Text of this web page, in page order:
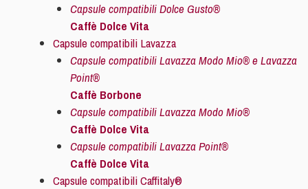
Capsule compatibili Dolce Gusto®
Caffè Dolce Vita
Capsule compatibili Lavazza
Capsule compatibili Lavazza Modo Mio® e Lavazza
Point®
Caffè Borbone
Capsule compatibili Lavazza Modo Mio®
Caffè Dolce Vita
Capsule compatibili Lavazza Point®
Caffè Dolce Vita
Capsule compatibili Caffitaly®